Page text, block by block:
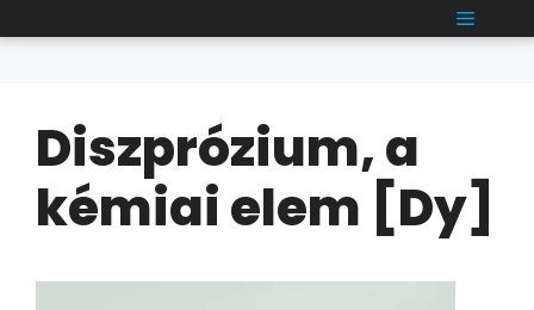
a
MENÜ
Diszprózium, a
kémiai elem [Dy]